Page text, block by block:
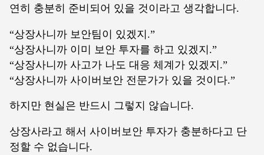
연히 충분히 준비되어 있을 것이라고 생각합니다.
“상장사니까 보안팀이 있겠지.”
“상장사니까 이미 보안 투자를 하고 있겠지.”
“상장사니까 사고가 나도 대응 체계가 있겠지.”
“상장사니까 사이버보안 전문가가 있을 것이다.”
하지만 현실은 반드시 그렇지 않습니다.
상장사라고 해서 사이버보안 투자가 충분하다고 단
정할 수 없습니다.